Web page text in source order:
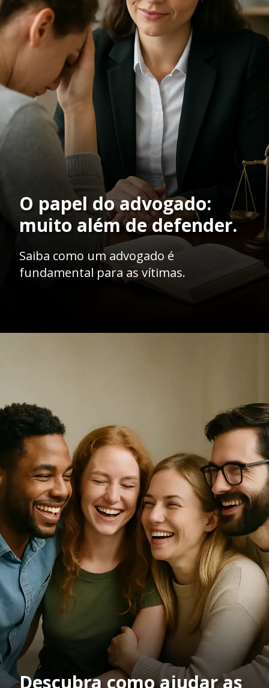
O papel do advogado:
muito além de defender.
Saiba como um advogado é
fundamental para as vítimas.
Descubra como ajudar as